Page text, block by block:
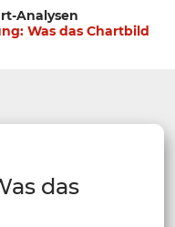
Analysen
Was das Chartbild
das